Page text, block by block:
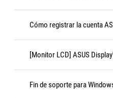
Cómo registrar la cuenta
[Monitor LCD] ASUS
Fin de soporte para